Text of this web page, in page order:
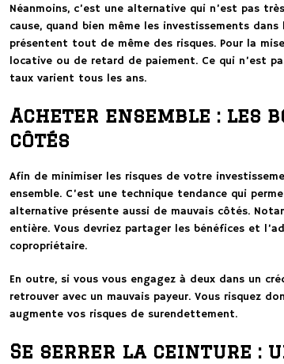
Néanmoins, c’est une alternative qui n’est pas
cause, quand bien même les investissements
présentent tout de même des risques. Pour la
locative ou de retard de paiement. Ce qui n’est
taux varient tous les ans.
Acheter ensemble : les
côtés
Afin de minimiser les risques de votre
ensemble. C’est une technique tendance qui
alternative présente aussi de mauvais côtés.
entière. Vous devriez partager les bénéfices et
copropriétaire.
En outre, si vous vous engagez à deux dans un
retrouver avec un mauvais payeur. Vous risquez
augmente vos risques de surendettement.
Se serrer la ceinture :